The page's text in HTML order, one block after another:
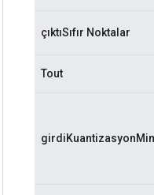
çıktıSıfır Noktalar
Tout